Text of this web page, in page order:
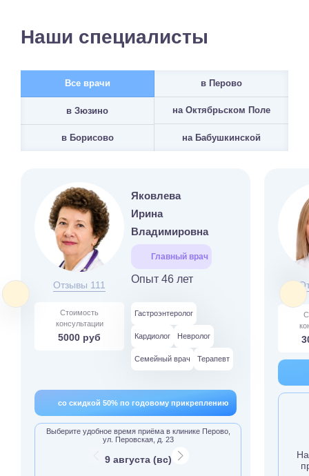
Наши специалисты
Все врачи в Перово
в Зюзино на Октябрьском Поле
в Борисово на Бабушкинской
Отзывы 111
Яковлева
Ирина
Владимировна
Главный врач
Опыт 46 лет
Стоимость
консультации
5000 руб
Гастроэнтеролог
Кардиолог Невролог
Семейный врач Терапевт
со скидкой 50% по годовому прикреплению
Выберите удобное время приёма в клинике Перово,
ул. Перовская, д. 23
9 августа (вс)